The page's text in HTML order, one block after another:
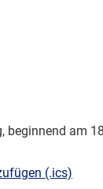
beginnend am
(.ics)